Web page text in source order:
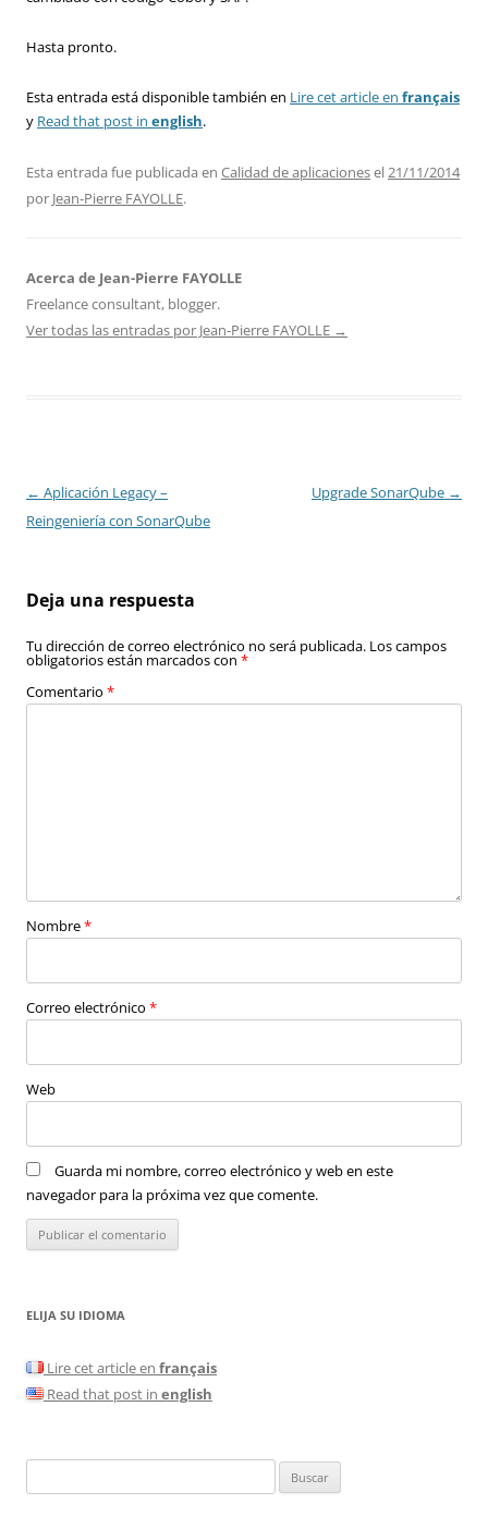
Hasta pronto.
Esta entrada está disponible también en Lire cet article en français
y Read that post in english.
Esta entrada fue publicada en Calidad de aplicacionesel21/11/2014
por Jean-Pierre FAYOLLE.
Acerca de Jean-Pierre FAYOLLE
Freelance consultant, blogger.
Ver todas las entradas por Jean-Pierre FAYOLLE →
Navegación
de
← Aplicación Legacy –
Reingeniería con SonarQube
Upgrade SonarQube →
Deja una respuesta
Tu dirección de correo electrónico no será publicada. Los campos
obligatorios están marcados con *
Comentario *
Nombre*
Correo electrónico *
Web
Guarda mi nombre, correo electrónico y web en este
navegador para la próxima vez que comente.
ELIJA SU IDIOMA
Lire cet article en français
Read that post in english